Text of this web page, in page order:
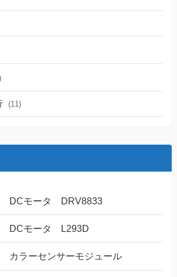
(11)
DCモータ DRV8833
DCモータ L293D
カラーセンサーモジュール